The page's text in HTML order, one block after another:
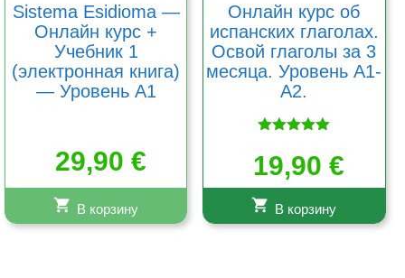
Sistema Esidioma —
Онлайн курс +
Учебник 1
(электронная книга)
— Уровень A1
29,90 €
В корзину
Онлайн курс об
испанских глаголах.
Освой глаголы за 3
месяца. Уровень А1-
А2.
5.00
из 5
19,90 €
В корзину